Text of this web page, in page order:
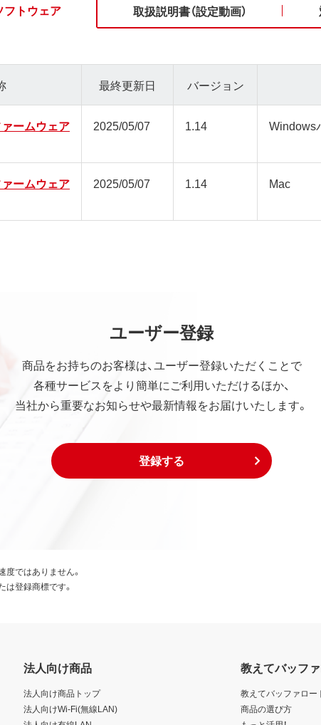
フトウェア 取扱説明書（設定動画）
最終更新日 バージョン
ームウェア
2025/05/07 1.14 Windows
ームウェア
2025/05/07 1.14 Mac
ユーザー登録
商品をお持ちのお客様は、ユーザー登録いただくことで
各種サービスをより簡単にご利用いただけるほか、
当社から重要なお知らせや最新情報をお届けいたします。
登録する
ではありません。
登録商標です。
法人向け商品
法人向け商品トップ
法人向けWi-Fi(無線LAN)
教えてバッフ
教えてバッファロー
商品の選び方